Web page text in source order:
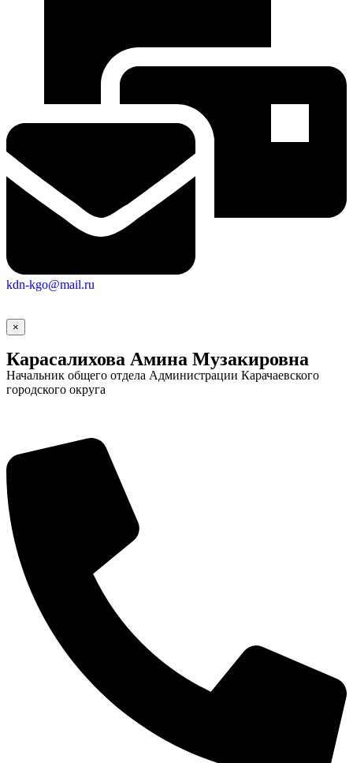
Городская Среда
kdn-kgo@mail.ru
×
Карасалихова Амина Музакировна
Начальник общего отдела Администрации Карачаевского
городского округа